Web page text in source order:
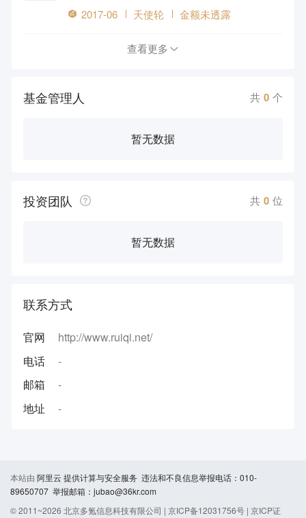
2017-06 天使轮 金额未透露
查看更多
基金管理人 共 0 个
暂无数据
投资团队 共 0 位
暂无数据
联系方式
官网
http://www.ruiqi.net/
电话
-
邮箱
-
地址
-
本站由 阿里云 提供计算与安全服务 违法和不良信息举报电话：010-
89650707 举报邮箱：jubao@36kr.com
© 2011~2026 北京多氪信息科技有限公司 | 京ICP备12031756号 | 京ICP证